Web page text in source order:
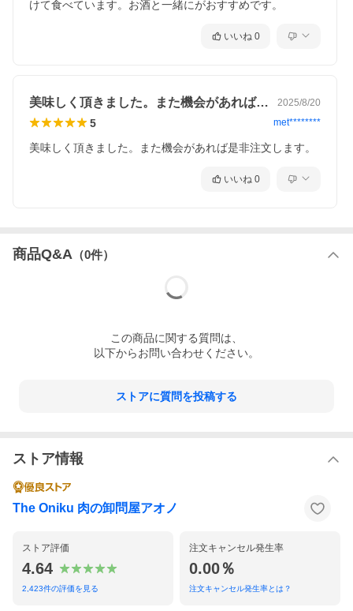
けて食べています。お酒と一緒にがおすすめです。
いいね 0
美味しく頂きました。また機会があれば是… 2025/8/20
5 met********
美味しく頂きました。また機会があれば是非注文します。
いいね 0
商品Q&A （0件）
この商品に関する質問は、
以下からお問い合わせください。
ストアに質問を投稿する
ストア情報
The Oniku 肉の卸問屋アオノ
ストア評価
4.64
2,423件の評価を見る
注文キャンセル発生率
0.00％
注文キャンセル発生率とは？